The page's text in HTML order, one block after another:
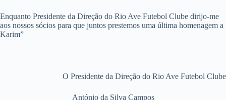
Enquanto Presidente da Direção do Rio Ave Futebol Clube dirijo-me
aos nossos sócios para que juntos prestemos uma última homenagem a
Karim”
O Presidente da Direção do Rio Ave Futebol Clube
António da Silva Campos